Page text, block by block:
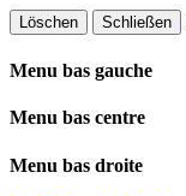
Löschen Schließen
Menu bas gauche
Menu bas centre
Menu bas droite